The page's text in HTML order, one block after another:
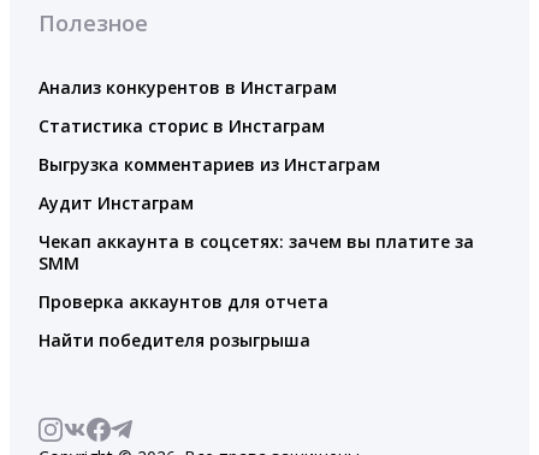
Полезное
Анализ конкурентов в Инстаграм
Статистика сторис в Инстаграм
Выгрузка комментариев из Инстаграм
Аудит Инстаграм
Чекап аккаунта в соцсетях: зачем вы платите за
SMM
Проверка аккаунтов для отчета
Найти победителя розыгрыша